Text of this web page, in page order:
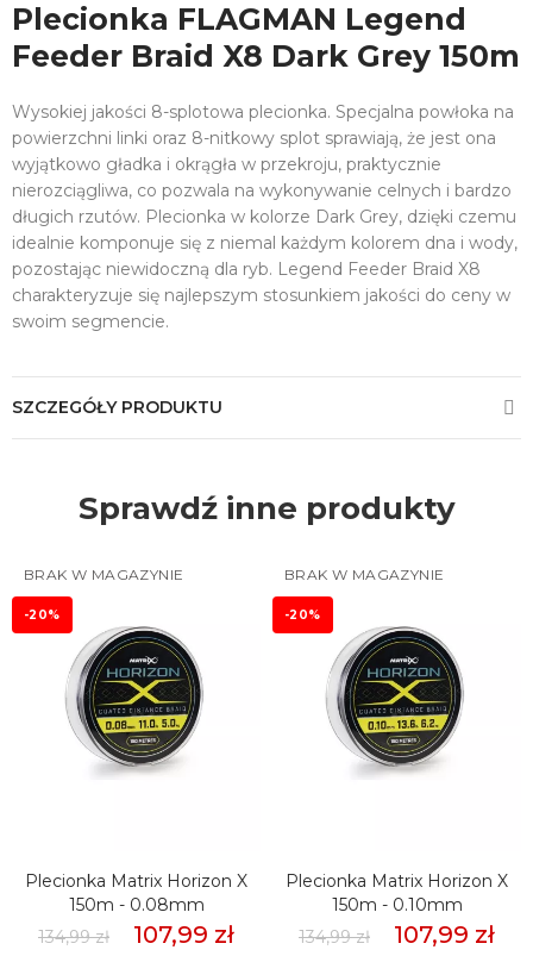
Plecionka FLAGMAN Legend
Feeder Braid X8 Dark Grey 150m
Wysokiej jakości 8-splotowa plecionka. Specjalna powłoka na
powierzchni linki oraz 8-nitkowy splot sprawiają, że jest ona
wyjątkowo gładka i okrągła w przekroju, praktycznie
nierozciągliwa, co pozwala na wykonywanie celnych i bardzo
długich rzutów. Plecionka w kolorze Dark Grey, dzięki czemu
idealnie komponuje się z niemal każdym kolorem dna i wody,
pozostając niewidoczną dla ryb. Legend Feeder Braid X8
charakteryzuje się najlepszym stosunkiem jakości do ceny w
swoim segmencie.
SZCZEGÓŁY PRODUKTU
Sprawdź inne produkty
BRAK W MAGAZYNIE
-20%
Plecionka Matrix Horizon X
150m - 0.08mm
134,99 zł
107,99 zł
BRAK W MAGAZYNIE
-20%
Plecionka Matrix Horizon X
150m - 0.10mm
134,99 zł
107,99 zł